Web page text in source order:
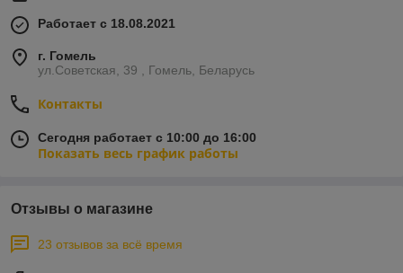
Работает с 18.08.2021
г. Гомель
ул.Советская, 39 , Гомель, Беларусь
Контакты
Сегодня работает с 10:00 до 16:00
Показать весь график работы
Отзывы о магазине
23 отзывов за всё время